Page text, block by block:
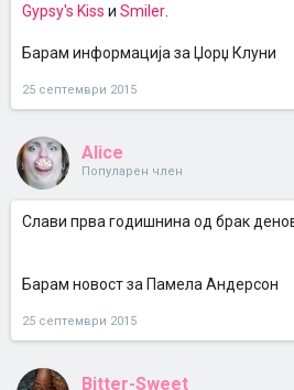
Gypsy's Kiss и Smiler
Барам информација за Џорџ Клуни
25 септември 2015
Аliсe
Популарен член
Слави прва годишнина од брак
Барам новост за Памела Андерсон
25 септември 2015
Bitter-Sweet